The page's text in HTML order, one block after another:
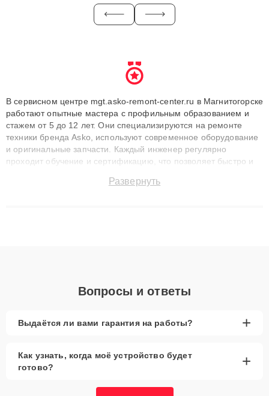
В сервисном центре mgt.asko-remont-center.ru в Магнитогорске
работают опытные мастера с профильным образованием и
стажем от 5 до 12 лет. Они специализируются на ремонте
техники бренда Asko, используют современное оборудование
и оригинальные запчасти. Каждый инженер регулярно
проходит обучение и сертификацию, что позволяет быстро и
сохранением гарантии до 3 лет. Наши мастера решают
Развернуть
Вопросы и ответы
Выдаётся ли вами гарантия на работы? +
Как узнать, когда моё устройство будет
готово?
+